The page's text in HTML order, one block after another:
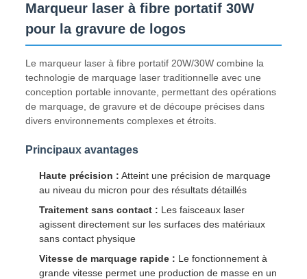
Marqueur laser à fibre portatif 30W
pour la gravure de logos
Le marqueur laser à fibre portatif 20W/30W combine la
technologie de marquage laser traditionnelle avec une
conception portable innovante, permettant des opérations
de marquage, de gravure et de découpe précises dans
divers environnements complexes et étroits.
Principaux avantages
Haute précision : Atteint une précision de marquage
au niveau du micron pour des résultats détaillés
Traitement sans contact : Les faisceaux laser
agissent directement sur les surfaces des matériaux
sans contact physique
Vitesse de marquage rapide : Le fonctionnement à
grande vitesse permet une production de masse en un